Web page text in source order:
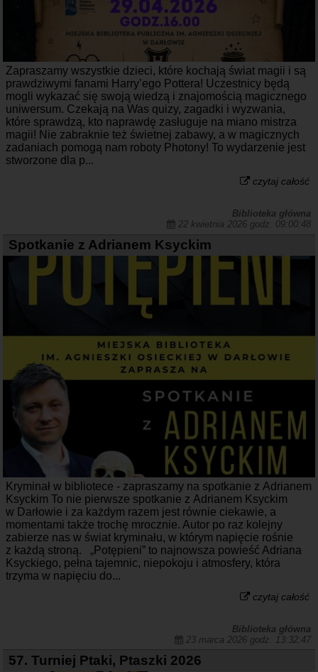
Zapraszamy wszystkie dzieci, które kochają świat magii i są
prawdziwymi fanami Harry’ego Pottera! Uczestnicy będą
mogli wykazać się swoją wiedzą i znajomością magicznego
uniwersum. Czekają na Was quizy, zagadki i wyzwania,
które sprawdzą, kto naprawdę zasługuje na miano mistrza
magii! Nie zabraknie też świetnej zabawy, a w magicznych
zadaniach pomogą nam roboty Photony! To wydarzenie jest
stworzone dla p...
czytaj całość
Biblioteka główna
22 kwietnia 2026 godz. 09:00:48
Spotkanie z Adrianem Ksyckim
Kryminał w bibliotece - zapraszamy na spotkanie z Adrianem
Ksyckim To nie pierwsze spotkanie z Adrianem Ksyckim
w Darłowie i za każdym razem jest równie ciekawie, a
momentami także trochę mrocznie. Autor po raz kolejny
zabierze nas w świat kryminału, w którym napięcie rośnie
z każdą stroną. „Potępieni” to najnowsza powieść Adriana
Ksyckiego, pełna tajemnic, niepokoju i atmosfery, która
trzyma w napięciu do...
czytaj całość
Biblioteka główna
23 marca 2026 godz. 13:32:47
57. Turniej Ptaki, Ptaszki 2026